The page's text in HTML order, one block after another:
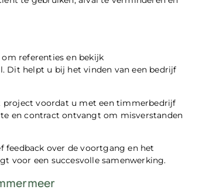
referenties en bekijk
Dit helpt u bij het vinden van een bedrijf
project voordat u met een timmerbedrijf
en contract ontvangt om misverstanden
over de voortgang en het
voor een succesvolle samenwerking.